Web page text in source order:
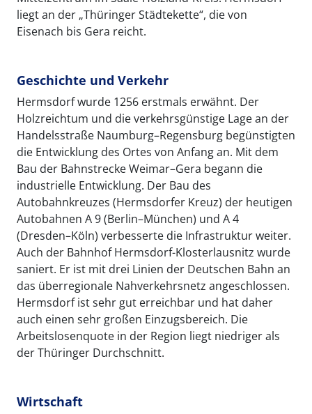
liegt an der „Thüringer Städtekette“, die von
Eisenach bis Gera reicht.
Geschichte und Verkehr
Hermsdorf wurde 1256 erstmals erwähnt. Der
Holzreichtum und die verkehrsgünstige Lage an der
Handelsstraße Naumburg–Regensburg begünstigten
die Entwicklung des Ortes von Anfang an. Mit dem
Bau der Bahnstrecke Weimar–Gera begann die
industrielle Entwicklung. Der Bau des
Autobahnkreuzes (Hermsdorfer Kreuz) der heutigen
Autobahnen A 9 (Berlin–München) und A 4
(Dresden–Köln) verbesserte die Infrastruktur weiter.
Auch der Bahnhof Hermsdorf-Klosterlausnitz wurde
saniert. Er ist mit drei Linien der Deutschen Bahn an
das überregionale Nahverkehrsnetz angeschlossen.
Hermsdorf ist sehr gut erreichbar und hat daher
auch einen sehr großen Einzugsbereich. Die
Arbeitslosenquote in der Region liegt niedriger als
der Thüringer Durchschnitt.
Wirtschaft